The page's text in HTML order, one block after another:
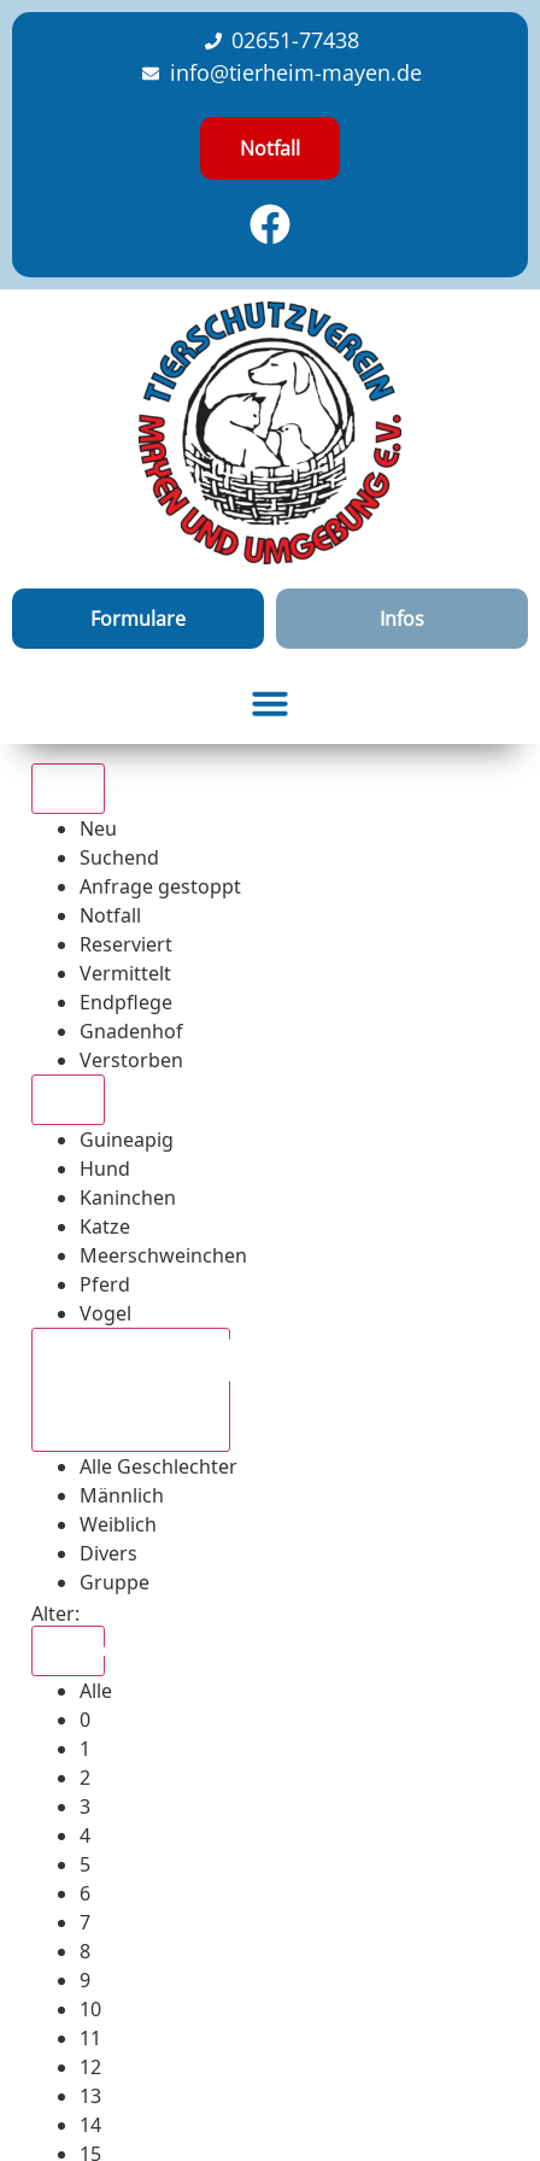
content
02651-77438
info@tierheim-mayen.de
Notfall
Formulare Infos
Neu
Suchend
Anfrage gestoppt
Notfall
Reserviert
Vermittelt
Endpflege
Gnadenhof
Verstorben
Guineapig
Hund
Kaninchen
Katze
Meerschweinchen
Pferd
Vogel
Alle Geschlechter
Männlich
Weiblich
Divers
Gruppe
Alter:
Alle
0
1
2
3
4
5
6
7
8
9
10
11
12
13
14
15